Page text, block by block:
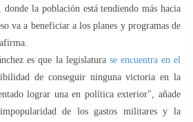
la población está tendiendo más hacia
va a beneficiar a los planes y programas de
es que la legislatura se encuentra en el
de conseguir ninguna victoria en la
lograr una en política exterior", añade
de los gastos militares y la